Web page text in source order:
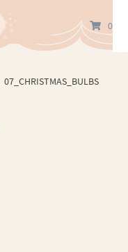
0
07_CHRISTMAS_BULBS